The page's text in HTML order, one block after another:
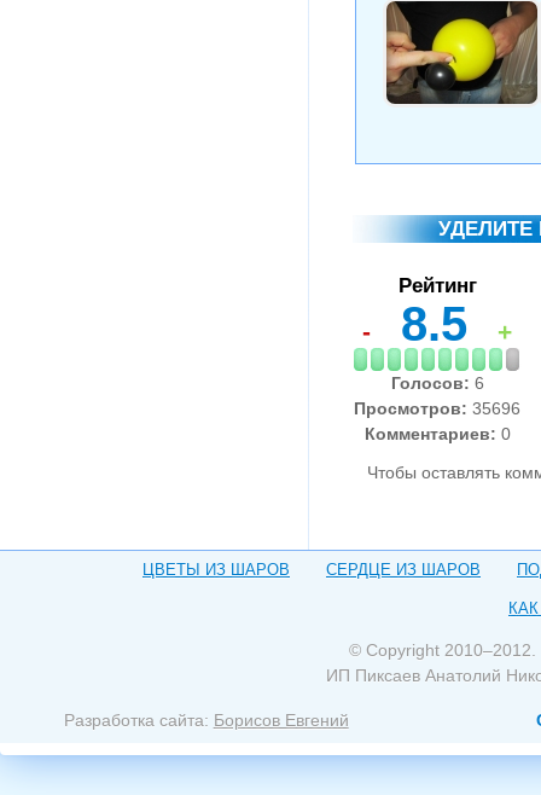
Рейтинг
- 8.5 +
Голосов: 6
Просмотров: 35696
Комментариев: 0
Чтобы оставлять
ЦВЕТЫ ИЗ ШАРОВ СЕРДЦЕ ИЗ ШАРОВ
© Copyright 2010–2012.
ИП Пиксаев Анатолий
Разработка сайта: Борисов Евгений